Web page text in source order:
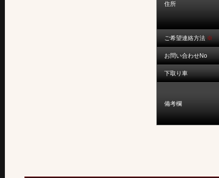
住所
ご希望連絡方法 ※
お問い合わせNo
下取り車
備考欄